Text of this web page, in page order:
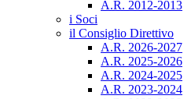
A.R. 2012-2013
i Soci
il Consiglio Direttivo
A.R. 2026-2027
A.R. 2025-2026
A.R. 2024-2025
A.R. 2023-2024